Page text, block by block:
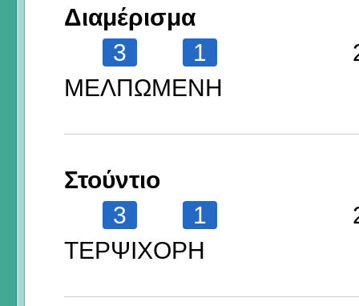
Διαμέρισμα
3
1
ΜΕΛΠΩΜΕΝΗ
Στούντιο
3
1
ΤΕΡΨΙΧΟΡΗ